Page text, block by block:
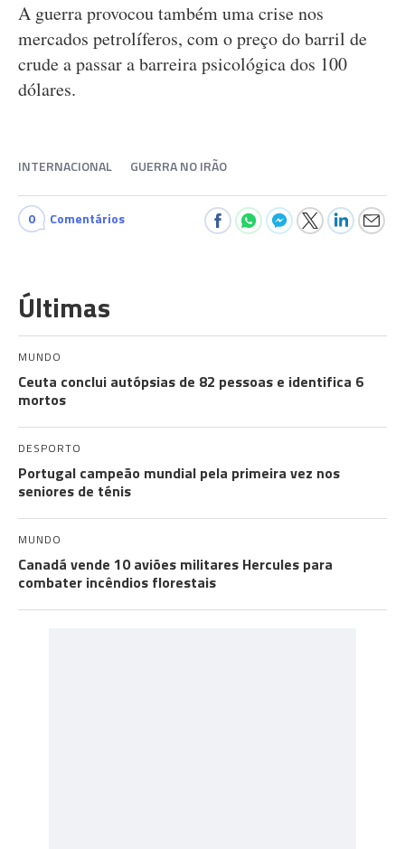
A guerra provocou também uma crise nos
mercados petrolíferos, com o preço do barril de
crude a passar a barreira psicológica dos 100
dólares.
INTERNACIONAL GUERRA NO IRÃO
0 Comentários
Últimas
MUNDO
Ceuta conclui autópsias de 82 pessoas e identifica 6
mortos
DESPORTO
Portugal campeão mundial pela primeira vez nos
seniores de ténis
MUNDO
Canadá vende 10 aviões militares Hercules para
combater incêndios florestais